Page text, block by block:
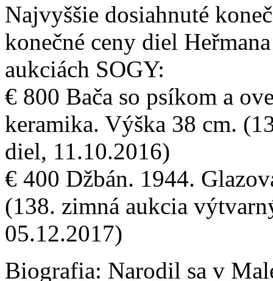
Najvyššie dosiahnuté
konečné ceny diel
aukciách SOGY:
€ 800 Bača so psíkom a
keramika. Výška 38 cm.
diel, 11.10.2016)
€ 400 Džbán. 1944.
(138. zimná aukcia
05.12.2017)
Biografia: Narodil sa v